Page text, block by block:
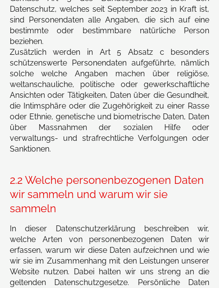
Datenschutz, welches seit September 2023 in Kraft ist,
sind Personendaten alle Angaben, die sich auf eine
bestimmte oder bestimmbare natürliche Person
beziehen.
Zusätzlich werden in Art 5 Absatz c besonders
schützenswerte Personendaten aufgeführte, nämlich
solche welche Angaben machen über religiöse,
weltanschauliche, politische oder gewerkschaftliche
Ansichten oder Tätigkeiten, Daten über die Gesundheit,
die Intimsphäre oder die Zugehörigkeit zu einer Rasse
oder Ethnie, genetische und biometrische Daten, Daten
über Massnahmen der sozialen Hilfe oder
verwaltungs- und strafrechtliche Verfolgungen oder
Sanktionen.
2.2 Welche personenbezogenen Daten
wir sammeln und warum wir sie
sammeln
In dieser Datenschutzerklärung beschreiben wir,
welche Arten von personenbezogenen Daten wir
erfassen, warum wir diese Daten aufzeichnen und wie
wir sie im Zusammenhang mit den Leistungen unserer
Website nutzen. Dabei halten wir uns streng an die
geltenden Datenschutzgesetze. Persönliche Daten